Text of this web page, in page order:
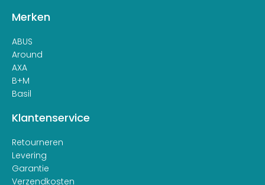
Merken
ABUS
Around
AXA
B+M
Basil
Klantenservice
Retourneren
Levering
Garantie
Verzendkosten